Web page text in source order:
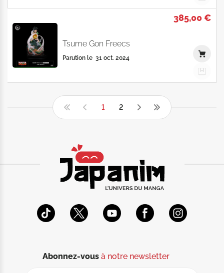
385,00 €
Tsume Gon Freecs
Parution le 31 oct. 2024
1 2
Abonnez-vousà notre newsletter